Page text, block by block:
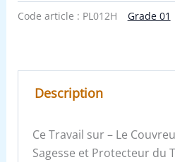
Code article : PL012H Grade 01
Description
Ce Travail sur – Le
Sagesse et Protecteur du